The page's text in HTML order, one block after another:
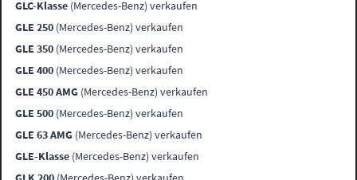
GLC-Klasse (Mercedes-Benz) verkaufen
GLE 250 (Mercedes-Benz) verkaufen
GLE 350 (Mercedes-Benz) verkaufen
GLE 400 (Mercedes-Benz) verkaufen
GLE 450 AMG (Mercedes-Benz) verkaufen
GLE 500 (Mercedes-Benz) verkaufen
GLE 63 AMG (Mercedes-Benz) verkaufen
GLE-Klasse (Mercedes-Benz) verkaufen